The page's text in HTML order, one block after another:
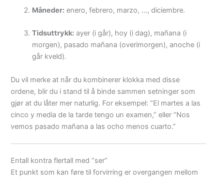
Måneder: enero, febrero, marzo, …, diciembre.
Tidsuttrykk: ayer (i går), hoy (i dag), mañana (i
morgen), pasado mañana (overimorgen), anoche (i
går kveld).
Du vil merke at når du kombinerer klokka med disse
ordene, blir du i stand til å binde sammen setninger som
gjør at du låter mer naturlig. For eksempel: “El martes a las
cinco y media de la tarde tengo un examen,” eller “Nos
vemos pasado mañana a las ocho menos cuarto.”
Entall kontra flertall med “ser”
Et punkt som kan føre til forvirring er overgangen mellom